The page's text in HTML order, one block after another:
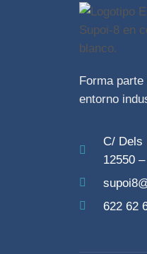
Forma
entorno
C/ Dels
12550
622 62